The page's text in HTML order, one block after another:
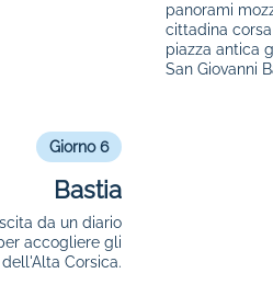
panorami
cittadina
piazza antica
San Giovanni
Giorno 6
Bastia
da un diario
accogliere gli
Corsica.